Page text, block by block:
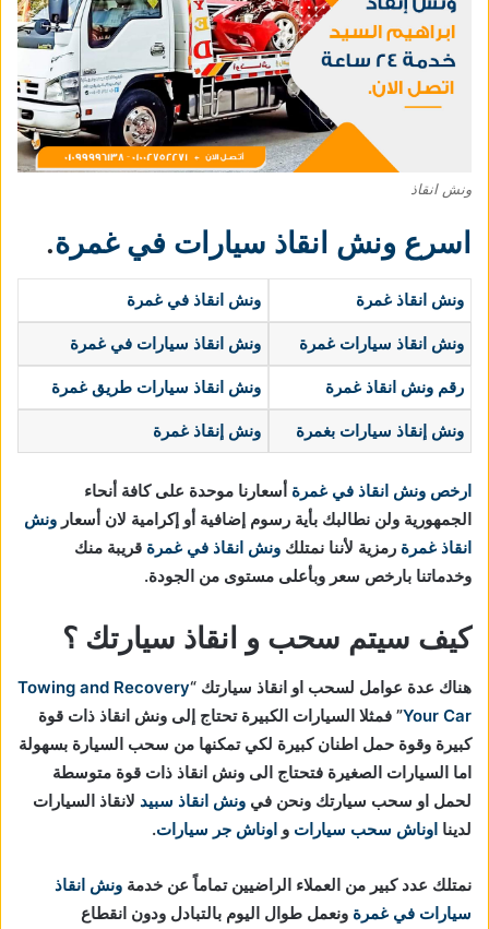
ونش انقاذ
اسرع ونش انقاذ سيارات في غمرة.
ونش انقاذ غمرة ونش انقاذ في غمرة
ونش انقاذ سيارات غمرة ونش انقاذ سيارات في غمرة
رقم ونش انقاذ غمرة ونش انقاذ سيارات طريق غمرة
ونش إنقاذ سيارات بغمرة ونش إنقاذ غمرة
ارخص ونش انقاذ في غمرة أسعارنا موحدة على كافة أنحاء
الجمهورية ولن نطالبك بأية رسوم إضافية أو إكرامية لان أسعار ونش
انقاذ غمرة رمزية لأننا نمتلك ونش انقاذ في غمرة قريبة منك
وخدماتنا بارخص سعر وبأعلى مستوى من الجودة.
كيف سيتم سحب و انقاذ سيارتك ؟
هناك عدة عوامل لسحب او انقاذ سيارتك “Towing and Recovery
Your Car” فمثلا السيارات الكبيرة تحتاج إلى ونش انقاذ ذات قوة
كبيرة وقوة حمل اطنان كبيرة لكي تمكنها من سحب السيارة بسهولة
اما السيارات الصغيرة فتحتاج الى ونش انقاذ ذات قوة متوسطة
لحمل او سحب سيارتك ونحن في ونش انقاذ سبيد لانقاذ السيارات
لدينا اوناش سحب سيارات و اوناش جر سيارات.
نمتلك عدد كبير من العملاء الراضيين تماماً عن خدمة ونش انقاذ
سيارات في غمرة ونعمل طوال اليوم بالتبادل ودون انقطاع